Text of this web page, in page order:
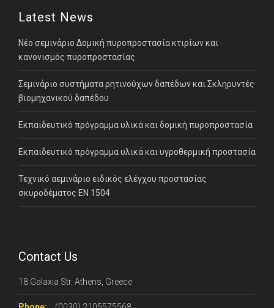
Latest News
Νέο σεμινάριο Δομική πυροπροστασία κτιρίων και
κανονισμός πυροπροστασίας
Σεμινάριο συστήματα ρητινούχων δαπέδων και Σκληρυντές
βιομηχανικού δαπέδου
Εκπαιδευτικό πρόγραμμα υλικά και δομική πυροπροστασία
Εκπαιδευτικό πρόγραμμα υλικά και υγροθερμική προστασία
Τεχνικό αεμινάριο ειδικός ελέγχου προστασίας
σκυροδέματος ΕΝ 1504
Contact Us
18 Galaxia Str. Athens, Greece